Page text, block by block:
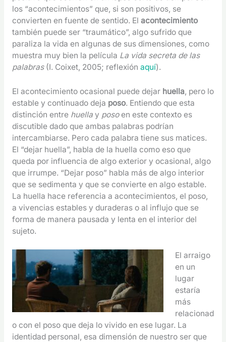
los “acontecimientos” que, si son positivos, se
convierten en fuente de sentido. El acontecimiento
también puede ser “traumático”, algo sufrido que
paraliza la vida en algunas de sus dimensiones, como
muestra muy bien la película La vida secreta de las
palabras(I. Coixet, 2005; reflexión aquí).
El acontecimiento ocasional puede dejar huella, pero lo
estable y continuado deja poso. Entiendo que esta
distinción entre huella y poso en este contexto es
discutible dado que ambas palabras podrían
intercambiarse. Pero cada palabra tiene sus matices.
El “dejar huella”, habla de la huella como eso que
queda por influencia de algo exterior y ocasional, algo
que irrumpe. “Dejar poso” habla más de algo interior
que se sedimenta y que se convierte en algo estable.
La huella hace referencia a acontecimientos, el poso,
a vivencias estables y duraderas o al influjo que se
forma de manera pausada y lenta en el interior del
sujeto.
El arraigo
en un
lugar
estaría
más
relacionad
o con el poso que deja lo vivido en ese lugar. La
identidad personal, esa dimensión de nuestro ser que